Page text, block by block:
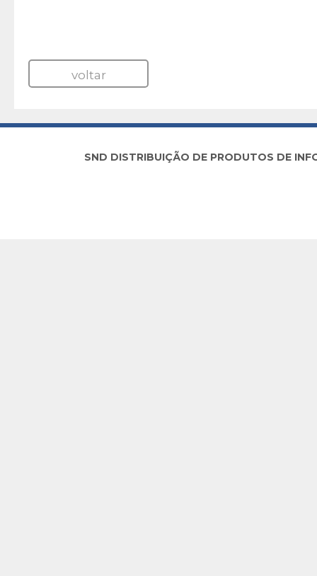
voltar
SND DISTRIBUIÇÃO DE PRODUTOS DE